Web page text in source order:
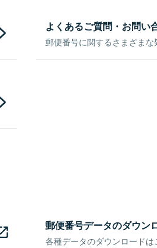
よくあるご質問・お問い
郵便番号に関するさまざまな
郵便番号データのダウン
各種データのダウンロードは